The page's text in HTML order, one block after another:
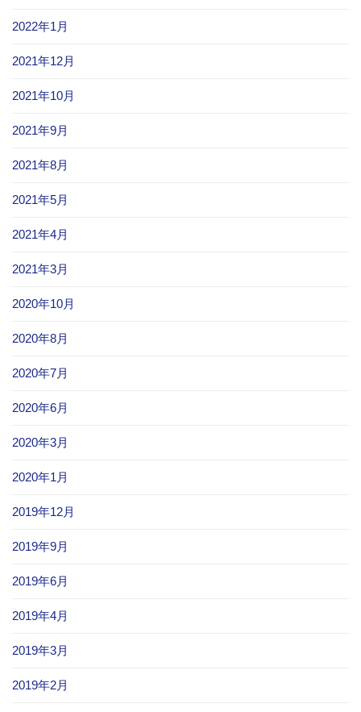
2022年1月
2021年12月
2021年10月
2021年9月
2021年8月
2021年5月
2021年4月
2021年3月
2020年10月
2020年8月
2020年7月
2020年6月
2020年3月
2020年1月
2019年12月
2019年9月
2019年6月
2019年4月
2019年3月
2019年2月